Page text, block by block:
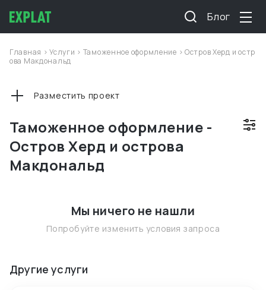
Блог
Главная >Услуги > Таможенное оформление >Остров Херд и остр
ова Макдональд
Таможенное оформление -
Остров Херд и острова
Макдональд
Разместить проект
Мы ничего не нашли
Попробуйте изменить условия запроса
Другие услуги